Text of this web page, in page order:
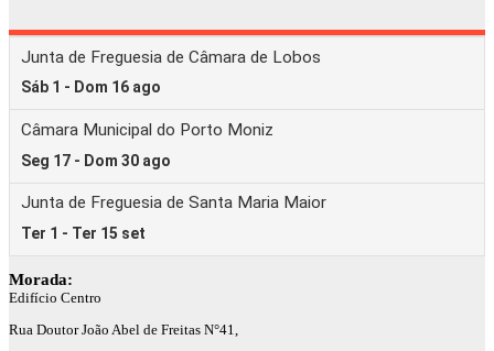
Morada:
Edifício Centro
Rua Doutor João Abel de Freitas N°41,